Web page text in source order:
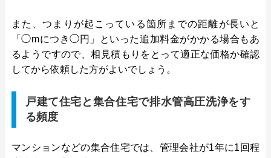
また、つまりが起こっている箇所までの距離が長いと
「◯mにつき◯円」といった追加料金がかかる場合もあ
るようですので、相見積もりをとって適正な価格か確認
してから依頼した方がよいでしょう。
戸建て住宅と集合住宅で排水管高圧洗浄をす
る頻度
マンションなどの集合住宅では、管理会社が1年に1回程